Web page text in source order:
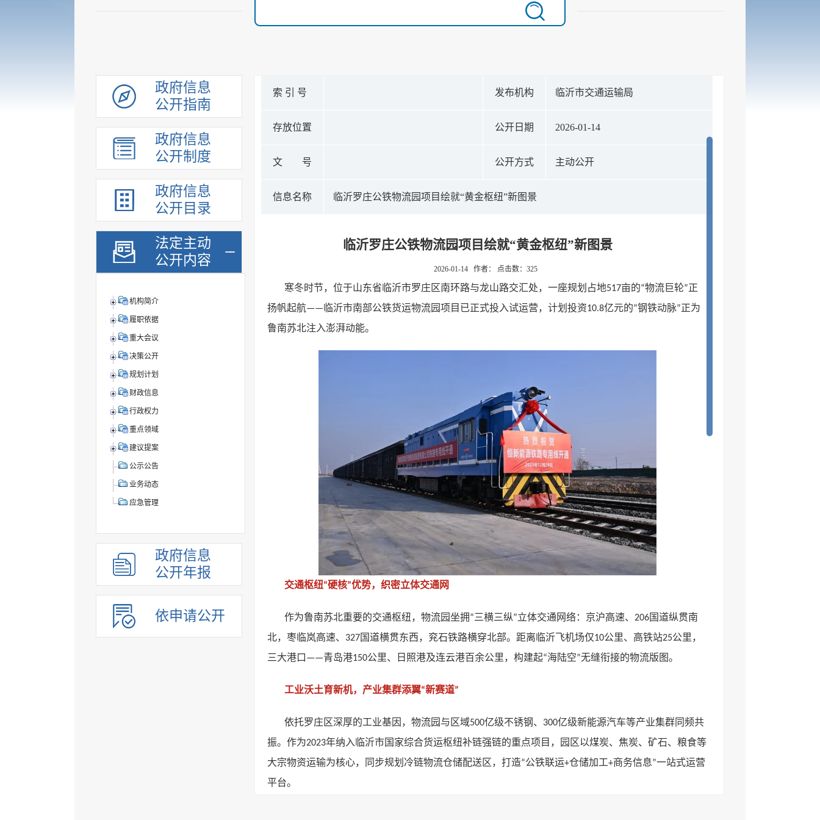
政府信息
公开指南
政府信息
公开制度
政府信息
公开目录
法定主动
公开内容
机构简介
履职依据
重大会议
决策公开
规划计划
财政信息
行政权力
重点领域
建议提案
公示公告
业务动态
应急管理
政府信息
公开年报
依申请公开
索 引 号 发布机构 临沂市交通运输局
存放位置 公开日期 2026-01-14
文 号 公开方式 主动公开
信息名称 临沂罗庄公铁物流园项目绘就“黄金枢纽”新图景
临沂罗庄公铁物流园项目绘就“黄金枢纽”新图景
2026-01-14 作者： 点击数： 325
寒冬时节，位于山东省临沂市罗庄区南环路与龙山路交汇处，一座规划占地517亩的“物流巨轮”正
扬帆起航—— 临沂市南部公铁货运物流园项目已正式投入试运营，计划投资10.8亿元的“钢铁动脉”正为
鲁南苏北注入澎湃动能。
交通枢纽“硬核”优势，织密立体交通网
作为鲁南苏北重要的交通枢纽，物流园坐拥“三横三纵”立体交通网络：京沪高速、 206国道纵贯南
北，枣临岚高速、 327国道横贯东西，兖石铁路横穿北部。距离临沂飞机场仅10公里、高铁站25公里，
三大港口 ——青岛港150公里、日照港及连云港百余公里，构建起“海陆空”无缝衔接的物流版图。
工业沃土育新机，产业集群添翼“新赛道”
依托罗庄区深厚的工业基因，物流园与区域500亿级不锈钢、 300亿级新能源汽车等产业集群同频共
振。作为2023年纳入临沂市国家综合货运枢纽补链强链的重点项目，园区以煤炭、焦炭、矿石、粮食等
大宗物资运输为核心，同步规划冷链物流仓储配送区，打造“公铁联运+仓储加工+商务信息”一站式运营
平台。